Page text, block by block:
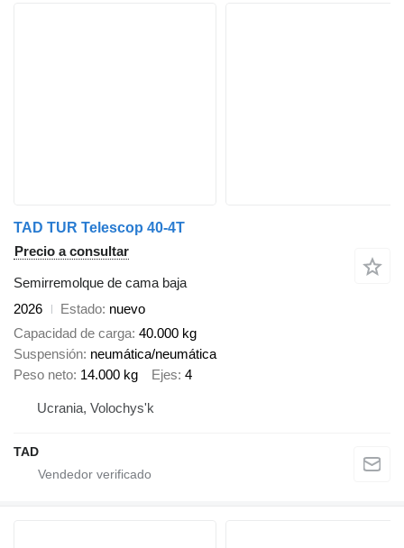
TAD TUR Telescop 40-4T
Precio a consultar
Semirremolque de cama baja
2026
Estado nuevo
Capacidad de carga 40.000 kg
Suspensión neumática/neumática
Peso neto 14.000 kg Ejes 4
Ucrania, Volochys'k
TAD